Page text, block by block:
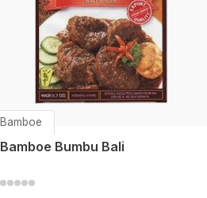
Bamboe
Bamboe Bumbu Bali